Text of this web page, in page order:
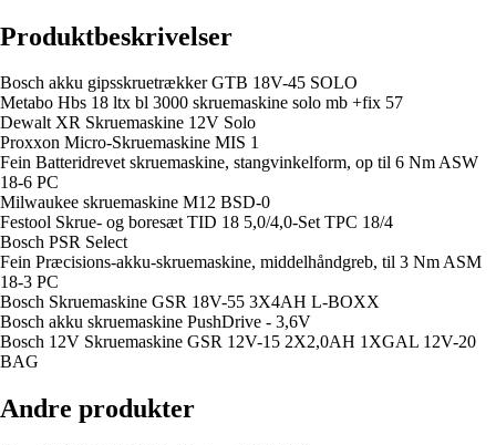
Produktbeskrivelser
Bosch akku gipsskruetrækker GTB 18V-45 SOLO
Metabo Hbs 18 ltx bl 3000 skruemaskine solo mb +fix 57
Dewalt XR Skruemaskine 12V Solo
Proxxon Micro-Skruemaskine MIS 1
Fein Batteridrevet skruemaskine, stangvinkelform, op til 6 Nm ASW
18-6 PC
Milwaukee skruemaskine M12 BSD-0
Festool Skrue- og boresæt TID 18 5,0/4,0-Set TPC 18/4
Bosch PSR Select
Fein Præcisions-akku-skruemaskine, middelhåndgreb, til 3 Nm ASM
18-3 PC
Bosch Skruemaskine GSR 18V-55 3X4AH L-BOXX
Bosch akku skruemaskine PushDrive - 3,6V
Bosch 12V Skruemaskine GSR 12V-15 2X2,0AH 1XGAL 12V-20
BAG
Andre produkter